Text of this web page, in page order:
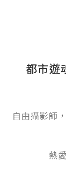
都市
自由攝影師
熱